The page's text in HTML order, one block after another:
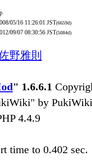
05/16 11:26:01 JST(6659d)
09/07 08:30:56 JST(5084d)
野雅則
" 1.6.6.1
by
4.4.9
time to 0.402 sec.